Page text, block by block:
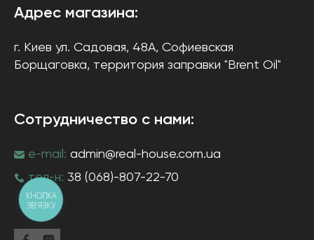
Адрес магазина:
г. Киев ул. Садовая, 48А, Софиевская
Борщаговка, территория заправки "Brent Oil"
Сотрудничество с нами:
e-mail: admin@real-house.com.ua
тел-н: 38 (068)-807-22-70
КНОПКА
ЗВ'ЯЗКУ